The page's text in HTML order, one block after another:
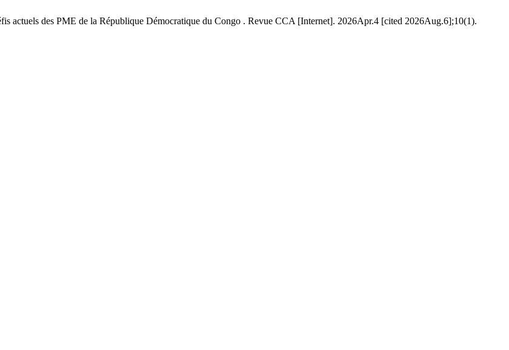
actuels des PME de la République Démocratique du Congo . Revue CCA [Internet]. 2026Apr.4 [cited 2026Aug.6];10(1).